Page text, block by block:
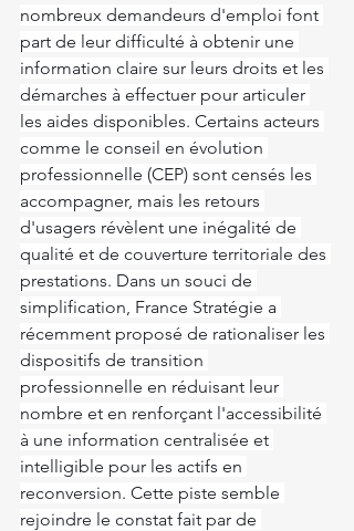
nombreux demandeurs d'emploi font
part de leur difficulté à obtenir une
information claire sur leurs droits et les
démarches à effectuer pour articuler
les aides disponibles. Certains acteurs
comme le conseil en évolution
professionnelle (CEP) sont censés les
accompagner, mais les retours
d'usagers révèlent une inégalité de
qualité et de couverture territoriale des
prestations. Dans un souci de
simplification, France Stratégie a
récemment proposé de rationaliser les
dispositifs de transition
professionnelle en réduisant leur
nombre et en renforçant l'accessibilité
à une information centralisée et
intelligible pour les actifs en
reconversion. Cette piste semble
rejoindre le constat fait par de